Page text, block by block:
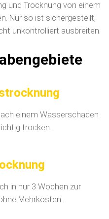
und Trocknung von einem
Nur so ist sichergestellt,
unkontrolliert ausbreiten.
einem Wasserschaden
trocken.
in nur 3 Wochen zur
Mehrkosten.